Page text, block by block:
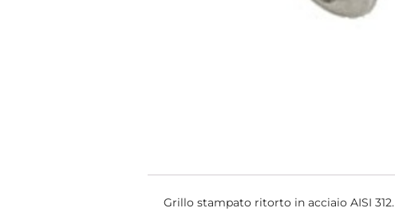
Grillo stampato ritorto in acciaio AISI 312.